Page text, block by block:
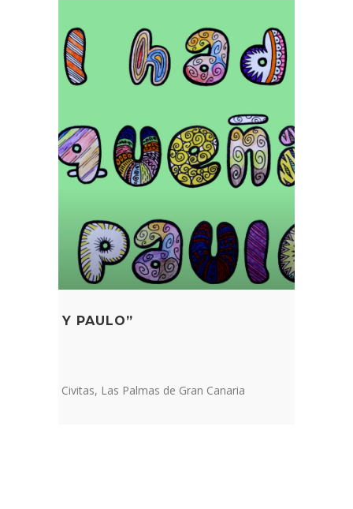
Y PAULO”
Especial Civitas, Las Palmas de Gran Canaria